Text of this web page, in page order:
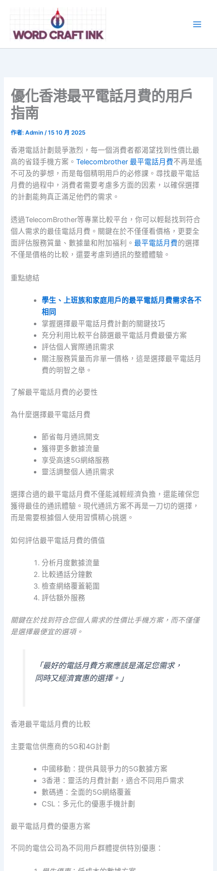
優化香港最平電話月費的用戶
指南
作者:Admin/15 10 月 2025
香港電話計劃競爭激烈，每一個消費者都渴望找到性價比最
高的省錢手機方案。Telecombrother 最平電話月費不再是遙
不可及的夢想，而是每個精明用戶的必修課。尋找最平電話
月費的過程中，消費者需要考慮多方面的因素，以確保選擇
的計劃能夠真正滿足他們的需求。
透過TelecomBrother等專業比較平台，你可以輕鬆找到符合
個人需求的最佳電話月費。關鍵在於不僅僅看價格，更要全
面評估服務質量、數據量和附加福利。最平電話月費的選擇
不僅是價格的比較，還要考慮到通訊的整體體驗。
重點總結
學生、上班族和家庭用戶的最平電話月費需求各不
相同
掌握選擇最平電話月費計劃的關鍵技巧
充分利用比較平台篩選最平電話月費最優方案
評估個人實際通訊需求
關注服務質量而非單一價格，這是選擇最平電話月
費的明智之舉。
了解最平電話月費的必要性
為什麼選擇最平電話月費
節省每月通訊開支
獲得更多數據流量
享受高速5G網絡服務
靈活調整個人通訊需求
選擇合適的最平電話月費不僅能減輕經濟負擔，還能確保您
獲得最佳的通訊體驗。現代通訊方案不再是一刀切的選擇，
而是需要根據個人使用習慣精心挑選。
如何評估最平電話月費的價值
分析月度數據流量
比較通話分鐘數
檢查網絡覆蓋範圍
評估額外服務
關鍵在於找到符合您個人需求的性價比手機方案，而不僅僅
是選擇最便宜的選項。
「最好的電話月費方案應該是滿足您需求，
同時又經濟實惠的選擇。」
香港最平電話月費的比較
主要電信供應商的5G和4G計劃
中國移動：提供具競爭力的5G數據方案
3香港：靈活的月費計劃，適合不同用戶需求
數碼通：全面的5G網絡覆蓋
CSL：多元化的優惠手機計劃
最平電話月費的優惠方案
不同的電信公司為不同用戶群體提供特別優惠：